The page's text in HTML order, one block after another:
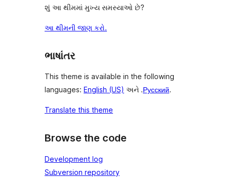
શું આ થીમમાં મુખ્ય સમસ્યાઓ છે?
આ થીમની જાણ કરો.
ભાષાંતર
This theme is available in the following
languages: English (US) અને .Русский.
Translate this theme
Browse the code
Development log
Subversion repository